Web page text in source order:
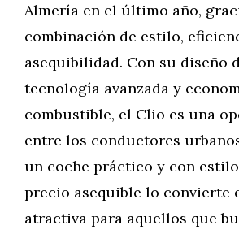
Almería en el último año,
combinación de estilo,
asequibilidad. Con su diseño
tecnología avanzada y
combustible, el Clio es una
entre los conductores
un coche práctico y con
precio asequible lo convierte
atractiva para aquellos que